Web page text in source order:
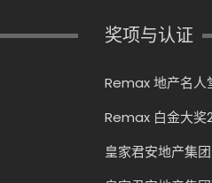
奖项与认证
Remax 地产名人
Remax 白金大奖
皇家君安地产集